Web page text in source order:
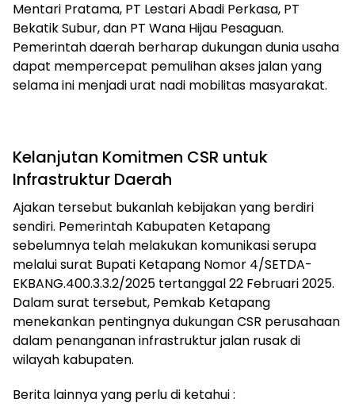
Mentari Pratama, PT Lestari Abadi Perkasa, PT
Bekatik Subur, dan PT Wana Hijau Pesaguan.
Pemerintah daerah berharap dukungan dunia usaha
dapat mempercepat pemulihan akses jalan yang
selama ini menjadi urat nadi mobilitas masyarakat.
Kelanjutan Komitmen CSR untuk
Infrastruktur Daerah
Ajakan tersebut bukanlah kebijakan yang berdiri
sendiri. Pemerintah Kabupaten Ketapang
sebelumnya telah melakukan komunikasi serupa
melalui surat Bupati Ketapang Nomor 4/SETDA-
EKBANG.400.3.3.2/2025 tertanggal 22 Februari 2025.
Dalam surat tersebut, Pemkab Ketapang
menekankan pentingnya dukungan CSR perusahaan
dalam penanganan infrastruktur jalan rusak di
wilayah kabupaten.
Berita lainnya yang perlu di ketahui :